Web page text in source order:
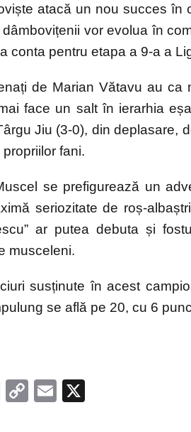
ss
e
n
g
er
p
y
Li
n
k
ail
atacă un nou succes în
vor evolua în
conta pentru etapa a 9-a a
de Marian Vătavu au ca
face un salt în ierarhia
Jiu (3-0), din deplasare,
fani.
se prefigurează un
seriozitate de roș-
ar putea debuta și
musceleni.
susținute în acest
se află pe 20, cu 6
M C
E